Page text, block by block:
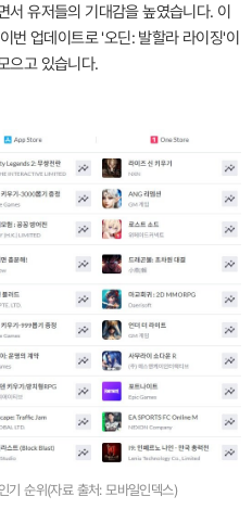
서 유저들의 기대감을 높였습니다. 이
번 업데이트로 '오딘: 발할라 라이징'이
으고 있습니다.
순위(자료 출처: 모바일인덱스)